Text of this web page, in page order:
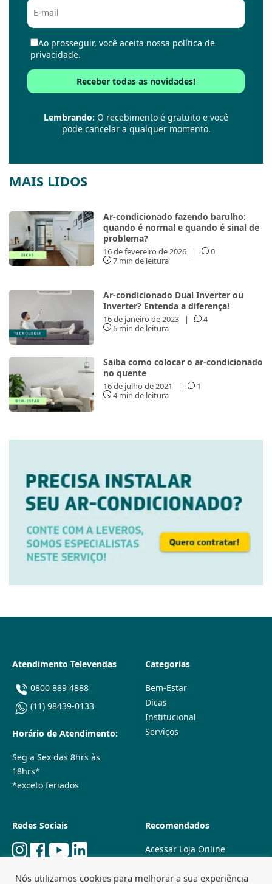
Ao prosseguir, você aceita nossa política de
privacidade.
Lembrando: O recebimento é gratuito e você
pode cancelar a qualquer momento.
MAIS LIDOS
Ar-condicionado fazendo barulho:
quando é normal e quando é sinal de
problema?
16 de fevereiro de 2026 |
0
7 min de leitura
Ar-condicionado Dual Inverter ou
Inverter? Entenda a diferença!
16 de janeiro de 2023 |
4
6 min de leitura
Saiba como colocar o ar-condicionado
no quente
16 de julho de 2021 |
1
4 min de leitura
Atendimento Televendas
0800 889 4888
(11) 98439-0133
Horário de Atendimento:
Seg a Sex das 8hrs às
18hrs*
*exceto feriados
Categorias
Bem-Estar
Dicas
Institucional
Serviços
Redes Sociais Recomendados
Acessar Loja Online
Lojas Físicas
Nós utilizamos cookies para melhorar a sua experiência